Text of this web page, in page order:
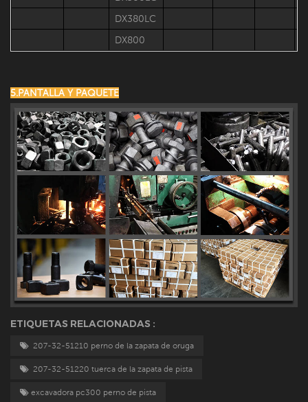
DX380LC
DX800
5.PANTALLA Y PAQUETE
ETIQUETAS RELACIONADAS :
207-32-51210 perno de la zapata de oruga
207-32-51220 tuerca de la zapata de pista
excavadora pc300 perno de pista